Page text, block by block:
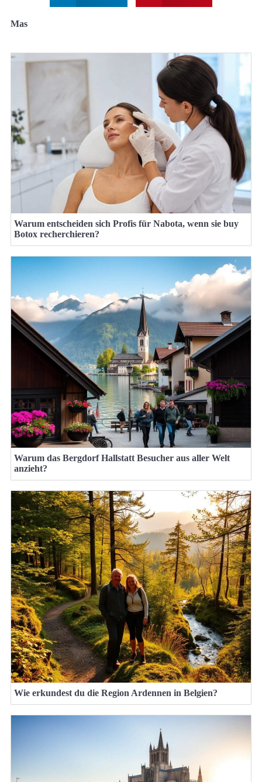
Mas
Warum entscheiden sich Profis für Nabota, wenn sie buy
Botox recherchieren?
Warum das Bergdorf Hallstatt Besucher aus aller Welt
anzieht?
Wie erkundest du die Region Ardennen in Belgien?